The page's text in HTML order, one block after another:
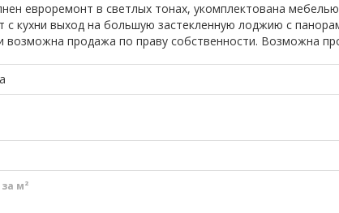
евроремонт в светлых тонах, укомплектована
с кухни выход на большую застекленную лоджию с
возможна продажа по праву собственности. Возможна
за м²